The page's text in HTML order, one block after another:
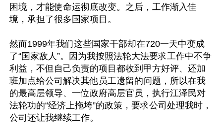
困境，才能使命运彻底改变。之后，工作渐入佳
境，承担了很多国家项目。
然而1999年我们这些国家干部却在720一天中变成
了“国家敌人”。因为我按照法轮大法要求工作中不争
利益，不但自己负责的项目都收到甲方好评、还加
班加点给公司解决其他员工遗留的问题，所以在我
的最高层领导、一位政府高层官员，执行江泽民对
法轮功的“经济上拖垮”的政策，要求公司处理我时，
公司还让我继续工作。